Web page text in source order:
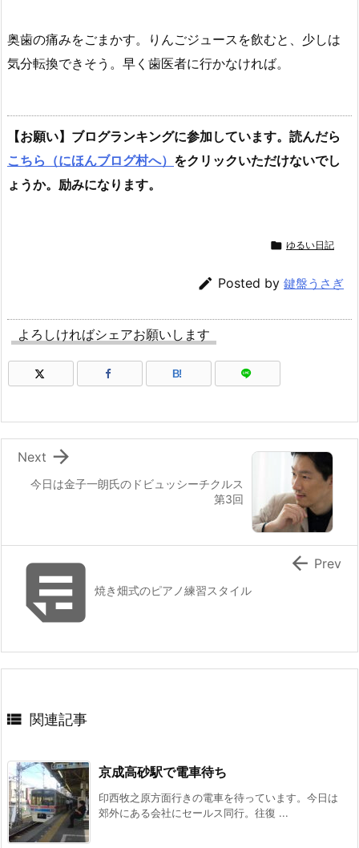
奥歯の痛みをごまかす。りんごジュースを飲むと、少しは
気分転換できそう。早く歯医者に行かなければ。
【お願い】ブログランキングに参加しています。読んだら
こちら（にほんブログ村へ） をクリックいただけないでし
ょうか。励みになります。
 ゆるい日記
 Posted by 鍵盤うさぎ
よろしければシェアお願いします
B!
今日は金子一朗氏のドビュッシーチクルス
第3回

Next
焼き畑式のピアノ練習スタイル
 Prev
 関連記事
京成高砂駅で電車待ち
印西牧之原方面行きの電車を待っています。今日は
郊外にある会社にセールス同行。往復 ...